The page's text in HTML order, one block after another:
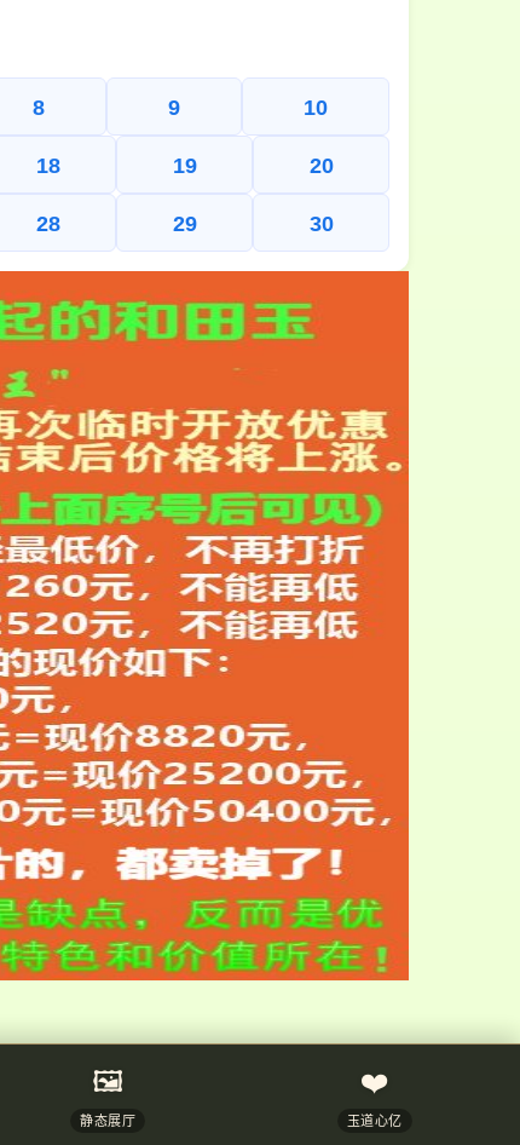
8 9 10
18 19 20
28 29 30
🖼️
静态展厅
❤️
玉道心亿